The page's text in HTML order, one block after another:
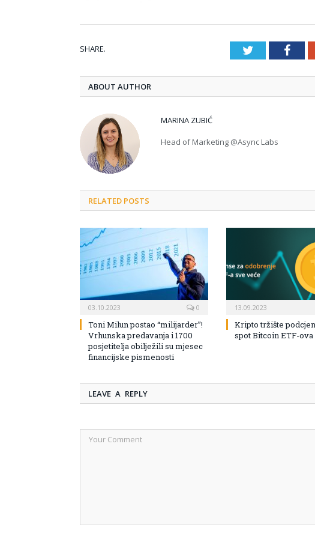
SHARE. Twitter
ABOUT AUTHOR
MARINA ZUBIĆ
Head of Marketing @Async Labs
RELATED POSTS
03.10.2023 0
Toni Milun postao “milijarder”!
Vrhunska predavanja i 1700
posjetitelja obilježili su mjesec
financijske pismenosti
13.09.2023
Kripto tržište
spot Bitcoin ETF-ova
LEAVE A REPLY